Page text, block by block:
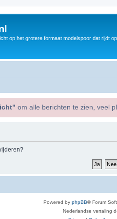
op het grotere formaat modelspoor dat rijdt
om alle berichten te zien, veel
Powered by phpBB® Forum
Nederlandse vertaling